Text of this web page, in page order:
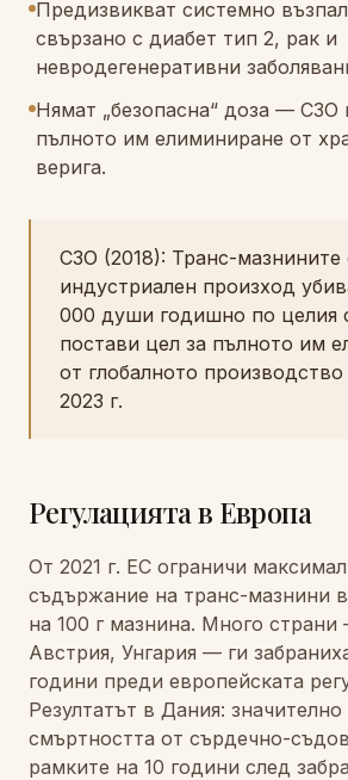
Предизвикват системно
свързано с диабет тип 2, рак и
невродегенеративни
Нямат „безопасна“ доза — СЗО
пълното им елиминиране от
верига.
СЗО (2018): Транс-мазнините
индустриален произход
000 души годишно по целия
постави цел за пълното им
от глобалното
2023 г.
Регулацията в Европа
От 2021 г. ЕС ограничи
съдържание на транс-мазнини
на 100 г мазнина. Много
Австрия, Унгария — ги
години преди европейската
Резултатът в Дания:
смъртността от сърдечно-
рамките на 10 години след